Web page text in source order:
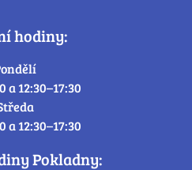
hodiny:
a 12:30–17:30
a 12:30–17:30
Pokladny: